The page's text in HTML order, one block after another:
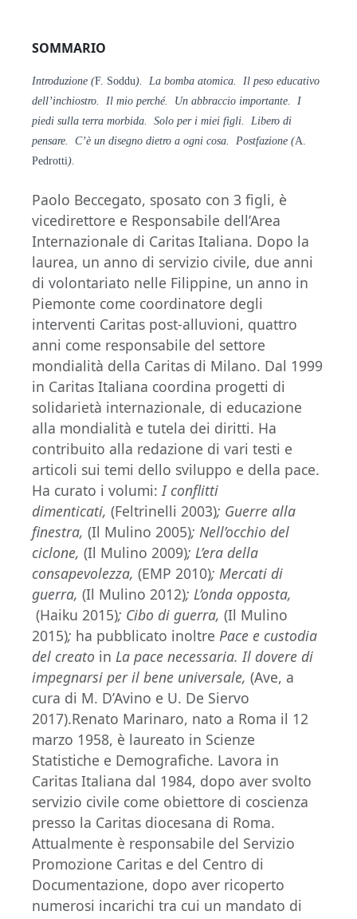
SOMMARIO
Introduzione (F. Soddu). La bomba atomica. Il peso educativo
dell’inchiostro. Il mio perché. Un abbraccio importante. I
piedi sulla terra morbida. Solo per i miei figli. Libero di
pensare. C’è un disegno dietro a ogni cosa. Postfazione (A.
Pedrotti).
Paolo Beccegato, sposato con 3 figli, è
vicedirettore e Responsabile dell’Area
Internazionale di Caritas Italiana. Dopo la
laurea, un anno di servizio civile, due anni
di volontariato nelle Filippine, un anno in
Piemonte come coordinatore degli
interventi Caritas post-alluvioni, quattro
anni come responsabile del settore
mondialità della Caritas di Milano. Dal 1999
in Caritas Italiana coordina progetti di
solidarietà internazionale, di educazione
alla mondialità e tutela dei diritti. Ha
contribuito alla redazione di vari testi e
articoli sui temi dello sviluppo e della pace.
Ha curato i volumi: I conflitti
dimenticati, (Feltrinelli 2003); Guerre alla
finestra, (Il Mulino 2005); Nell’occhio del
ciclone, (Il Mulino 2009); L’era della
consapevolezza, (EMP 2010); Mercati di
guerra, (Il Mulino 2012); L’onda opposta,
(Haiku 2015); Cibo di guerra, (Il Mulino
2015); ha pubblicato inoltre Pace e custodia
del creato in La pace necessaria. Il dovere di
impegnarsi per il bene universale, (Ave, a
cura di M. D’Avino e U. De Siervo
2017).Renato Marinaro, nato a Roma il 12
marzo 1958, è laureato in Scienze
Statistiche e Demografiche. Lavora in
Caritas Italiana dal 1984, dopo aver svolto
servizio civile come obiettore di coscienza
presso la Caritas diocesana di Roma.
Attualmente è responsabile del Servizio
Promozione Caritas e del Centro di
Documentazione, dopo aver ricoperto
numerosi incarichi tra cui un mandato di